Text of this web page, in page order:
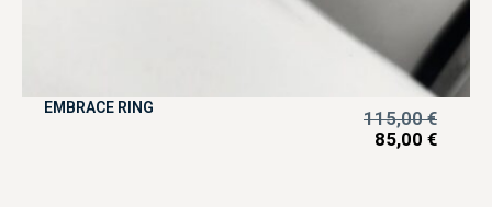
EMBRACE RING 115,00€
85,00 €